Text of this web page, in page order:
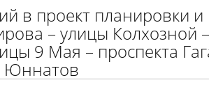
в проект планировки
– улицы Колхозной
9 Мая – проспекта
Юннатов